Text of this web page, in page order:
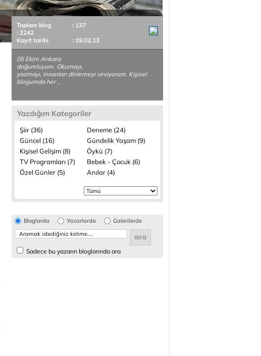
Toplam blog
: 137
: 2242
Kayıt tarihi
: 19.02.13
05 Ekim Ankara
doğumluyum. Okumayı,
yazmayı, insanları dinlemeyi seviyorum. Kişisel
blogumda her ..
Yazdığım Kategoriler
Şiir (36)
Deneme (24)
Güncel (16)
Gündelik Yaşam (9)
Kişisel Gelişim (8)
Öykü (7)
TV Programları (7)
Bebek - Çocuk (6)
Özel Günler (5)
Anılar (4)
Bloglarda Yazarlarda Galerilerde
Sadece bu yazarın bloglarında ara